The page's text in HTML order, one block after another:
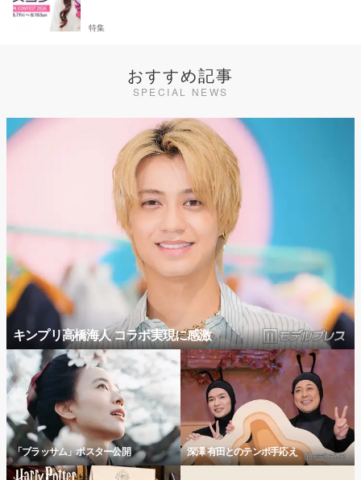
特集
おすすめ記事
SPECIAL NEWS
キンプリ高橋海人 コラボ実現に感激
「ブラッサム」ポスター公開 深澤 有田とのテンポ手応え